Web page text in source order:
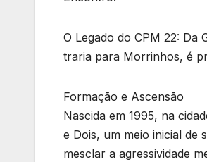
O Legado do CPM 22: Da
traria para Morrinhos, é
Formação e Ascensão
Nascida em 1995, na
e Dois, um meio inicial de
mesclar a agressividade